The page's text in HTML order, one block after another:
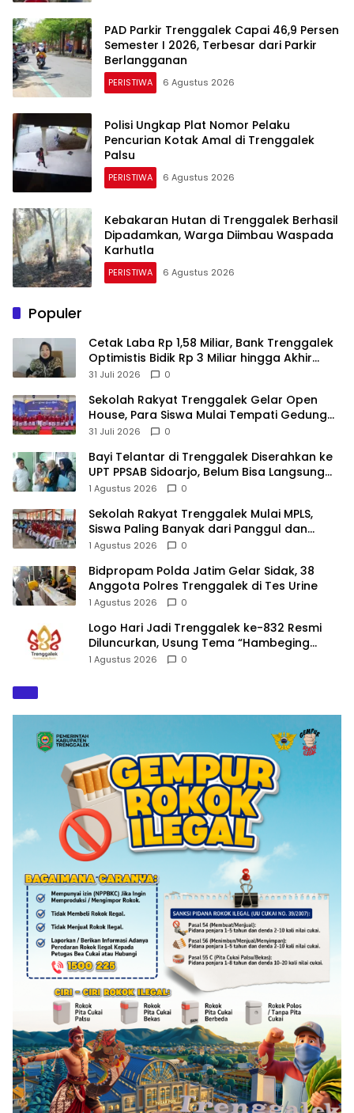
PAD Parkir Trenggalek Capai 46,9 Persen
Semester I 2026, Terbesar dari Parkir
Berlangganan
PERISTIWA 6 Agustus 2026
Polisi Ungkap Plat Nomor Pelaku
Pencurian Kotak Amal di Trenggalek
Palsu
PERISTIWA 6 Agustus 2026
Kebakaran Hutan di Trenggalek Berhasil
Dipadamkan, Warga Diimbau Waspada
Karhutla
PERISTIWA 6 Agustus 2026
Populer
Cetak Laba Rp 1,58 Miliar, Bank Trenggalek
Optimistis Bidik Rp 3 Miliar hingga Akhir
Tahun
31 Juli 2026 0
Sekolah Rakyat Trenggalek Gelar Open
House, Para Siswa Mulai Tempati Gedung
Baru
31 Juli 2026 0
Bayi Telantar di Trenggalek Diserahkan ke
UPT PPSAB Sidoarjo, Belum Bisa Langsung
Diadopsi
1 Agustus 2026 0
Sekolah Rakyat Trenggalek Mulai MPLS,
Siswa Paling Banyak dari Panggul dan
Gandusari
1 Agustus 2026 0
Bidpropam Polda Jatim Gelar Sidak, 38
Anggota Polres Trenggalek di Tes Urine
1 Agustus 2026 0
Logo Hari Jadi Trenggalek ke-832 Resmi
Diluncurkan, Usung Tema “Hambeging
Bumi” Gaungkan Harmoni dengan Alam
1 Agustus 2026 0